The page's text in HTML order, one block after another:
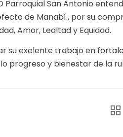
Parroquial San Antonio
de Manabí., por su
Amor, Lealtad y Equidad.
su exelente trabajo en
progreso y bienestar de la